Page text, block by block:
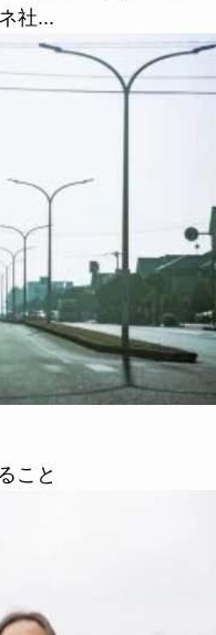
社...
こと